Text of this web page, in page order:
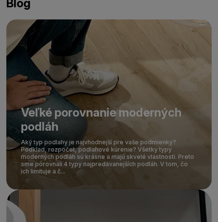
Blog
Veľké porovnanie moderných
podláh
Aký typ podlahy je najvhodnejší pre vaše podmienky?
Podklad, rozpočet, podlahové kúrenie? Všetky typy
moderných podláh sú krásne a majú skvelé vlastnosti. Preto
sme porovnali 4 typy najpredávanejších podláh. V tom, čo
ich limituje a č...